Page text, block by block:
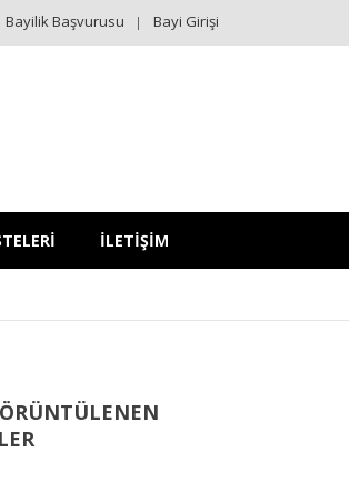
Bayilik Başvurusu Bayi Girişi
İLETİŞİM